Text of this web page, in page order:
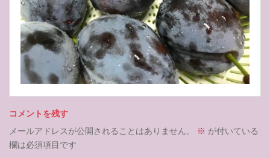
コメントを残す
メールアドレスが公開されることはありません。
※ が付いている
欄は必須項目です